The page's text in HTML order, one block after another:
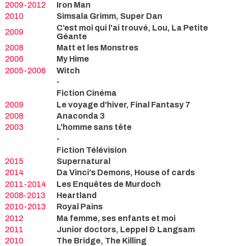
2009-2012
Iron Man
2010
Simsala Grimm, Super Dan
2009
C’est moi qui l'ai trouvé, Lou, La Petite
Géante
2008
Matt et les Monstres
2006
My Hime
2005-2006
Witch
-
Fiction Cinéma
2009
Le voyage d'hiver, Final Fantasy 7
2008
Anaconda 3
2003
L'homme sans tête
-
Fiction Télévision
2015
Supernatural
2014
Da Vinci's Demons, House of cards
2011-2014
Les Enquêtes de Murdoch
2008-2013
Heartland
2010-2013
Royal Pains
2012
Ma femme, ses enfants et moi
2011
Junior doctors, Leppel & Langsam
2010
The Bridge, The Killing